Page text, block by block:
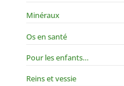
Minéraux
Os en santé
Pour les enfants…
Reins et vessie